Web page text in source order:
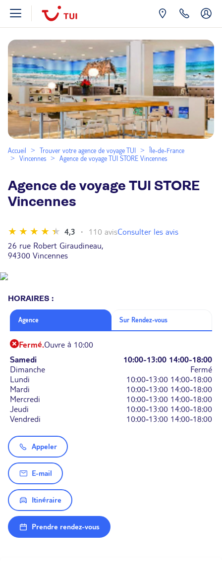
Accueil Trouver votre agence de voyage TUI
Île-de-France
Vincennes
Agence de voyage TUI STORE Vincennes
Agence de voyage TUI STORE
Vincennes
4,3 110 avisConsulter les avis
26 rue Robert Giraudineau,
94300 Vincennes
HORAIRES :
Agence Sur Rendez-vous
Fermé.Ouvre à 10:00
Samedi
10:00-13:00 14:00-18:00
Dimanche
Fermé
Lundi
10:00-13:00 14:00-18:00
Mardi
10:00-13:00 14:00-18:00
Mercredi
10:00-13:00 14:00-18:00
Jeudi
10:00-13:00 14:00-18:00
Vendredi
10:00-13:00 14:00-18:00
Appeler
E-mail
Itinéraire
Prendre rendez-vous